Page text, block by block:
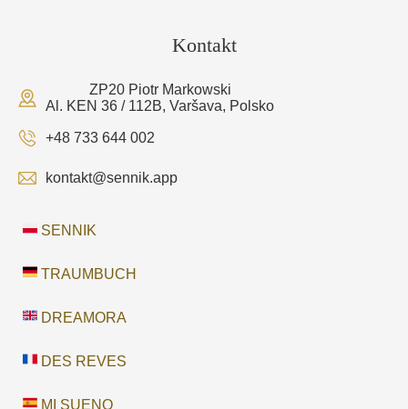
Kontakt
ZP20 Piotr Markowski
Al. KEN 36 / 112B, Varšava, Polsko
+48 733 644 002
kontakt@sennik.app
SENNIK
TRAUMBUCH
DREAMORA
DES REVES
MI SUENO